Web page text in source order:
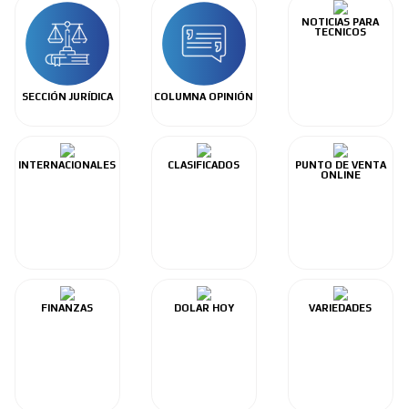
SECCIÓN JURÍDICA COLUMNA OPINIÓN
NOTICIAS PARA
TECNICOS
INTERNACIONALES CLASIFICADOS
PUNTO DE VENTA
ONLINE
FINANZAS DOLAR HOY VARIEDADES